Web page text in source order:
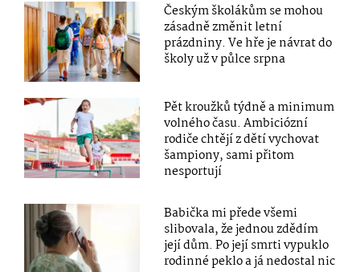
Českým školákům se mohou
zásadně změnit letní
prázdniny. Ve hře je návrat do
školy už v půlce srpna
Pět kroužků týdně a minimum
volného času. Ambiciózní
rodiče chtějí z dětí vychovat
šampiony, sami přitom
nesportují
Babička mi přede všemi
slibovala, že jednou zdědím
její dům. Po její smrti vypuklo
rodinné peklo a já nedostal nic